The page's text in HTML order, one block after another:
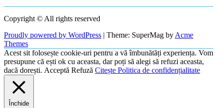
Copyright © All rights reserved
Proudly powered by WordPress | Theme: SuperMag by Acme
Themes
Acest sit folosește cookie-uri pentru a vă îmbunătăți experiența. Vom
presupune că ești ok cu aceasta, dar poți să alegi să refuzi aceasta,
dacă dorești. Acceptă Refuză Citește Politica de confidențialitate
Închide